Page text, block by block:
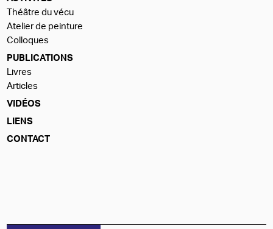
Théâtre du vécu
Atelier de peinture
Colloques
PUBLICATIONS
Livres
Articles
VIDÉOS
LIENS
CONTACT